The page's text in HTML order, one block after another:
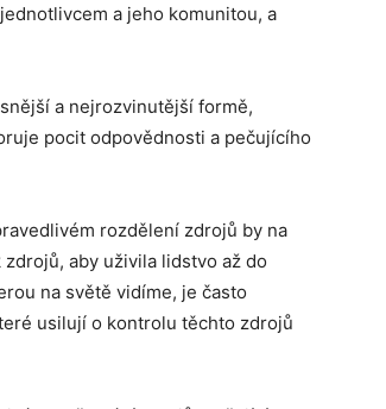
a jeho komunitou, a
a nejrozvinutější formě,
pocit odpovědnosti a pečujícího
rozdělení zdrojů by na
aby uživila lidstvo až do
na světě vidíme, je často
usilují o kontrolu těchto zdrojů